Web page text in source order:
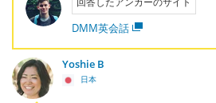
DMM英会話
Yoshie B
日本